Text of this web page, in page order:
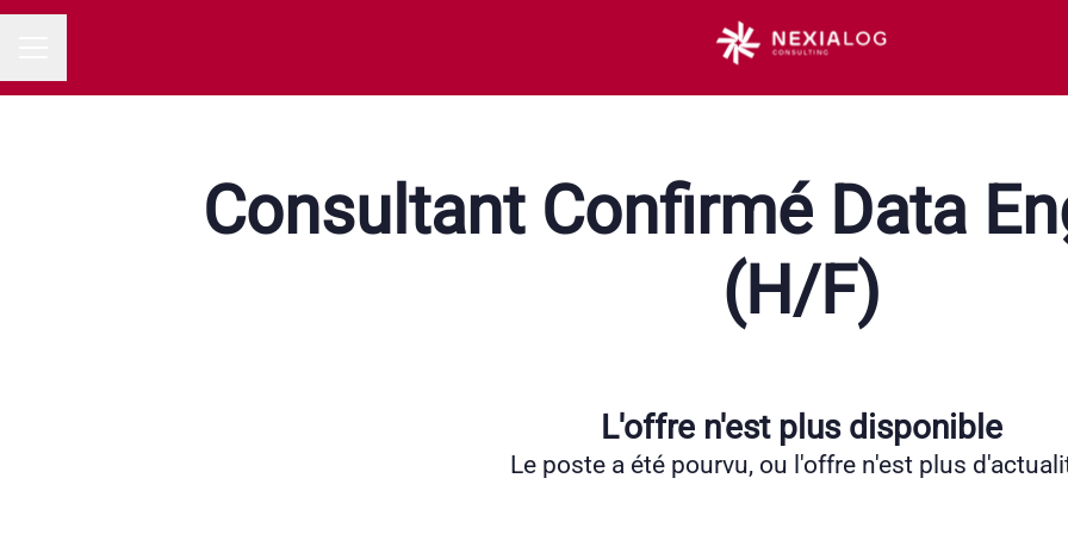
Consultant Confirmé Data
(H/F)
L'offre n'est plus disponible
Le poste a été pourvu, ou l'offre n'est plus